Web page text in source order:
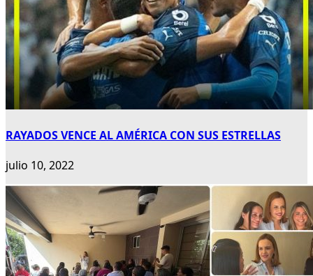
RAYADOS VENCE AL AMÉRICA CON SUS ESTRELLAS
julio 10, 2022